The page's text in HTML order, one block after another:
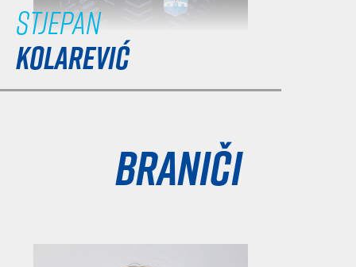
Stjepan
KOLAREVIĆ
Braniči